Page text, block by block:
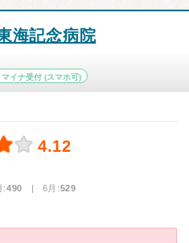
海記念病院
マイナ受付 (スマホ可)
4.12
:490 | 6月:529